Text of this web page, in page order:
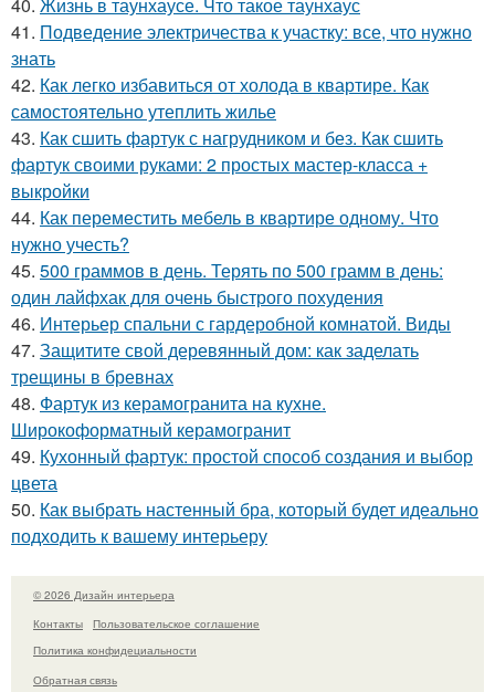
41. Подведение электричества к участку: все, что нужно
знать
42. Как легко избавиться от холода в квартире. Как
самостоятельно утеплить жилье
43. Как сшить фартук с нагрудником и без. Как сшить
фартук своими руками: 2 простых мастер-класса +
выкройки
44. Как переместить мебель в квартире одному. Что
нужно учесть?
45. 500 граммов в день. Терять по 500 грамм в день:
один лайфхак для очень быстрого похудения
46. Интерьер спальни с гардеробной комнатой. Виды
47. Защитите свой деревянный дом: как заделать
трещины в бревнах
48. Фартук из керамогранита на кухне.
Широкоформатный керамогранит
49. Кухонный фартук: простой способ создания и выбор
цвета
50. Как выбрать настенный бра, который будет идеально
подходить к вашему интерьеру
© 2026 Дизайн интерьера
Контакты
Пользовательское соглашение
Политика конфидециальности
Обратная связь